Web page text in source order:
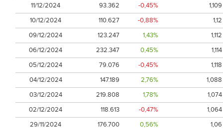
11/12/2024
93.362 -0,45%
1,109
10/12/2024
110.627 -0,88%
1,12
09/12/2024
123.247 1,43%
1,112
06/12/2024
232.347 0,45%
1,114
05/12/2024
79.076 -0,45%
1,118
04/12/2024
147.189 2,76%
1,088
03/12/2024
219.808 1,78%
1,074
02/12/2024
118.613 -0,47%
1,064
29/11/2024
176.700 0,56%
1,06